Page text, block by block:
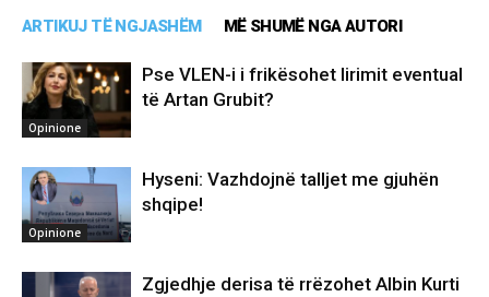
ARTIKUJ TË NGJASHËM MË SHUMË NGA AUTORI
Opinione
Pse VLEN-i i frikësohet lirimit eventual
të Artan Grubit?
Opinione
Hyseni: Vazhdojnë talljet me gjuhën
shqipe!
Zgjedhje derisa të rrëzohet Albin Kurti